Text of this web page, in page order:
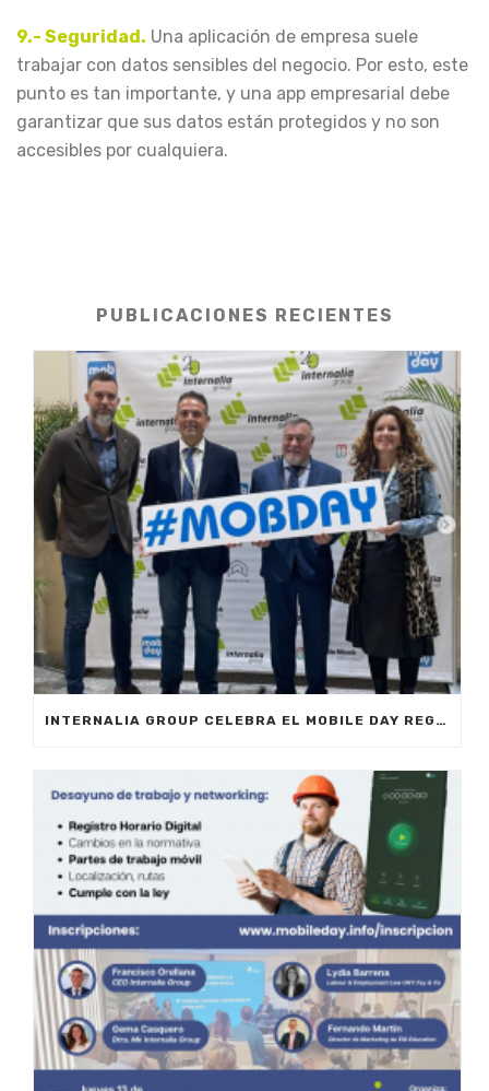
9.- Seguridad. Una aplicación de empresa suele
trabajar con datos sensibles del negocio. Por esto, este
punto es tan importante, y una app empresarial debe
garantizar que sus datos están protegidos y no son
accesibles por cualquiera.
PUBLICACIONES RECIENTES
INTERNALIA GROUP CELEBRA EL MOBILE DAY REGISTRO HORARIO EN MARBELLA